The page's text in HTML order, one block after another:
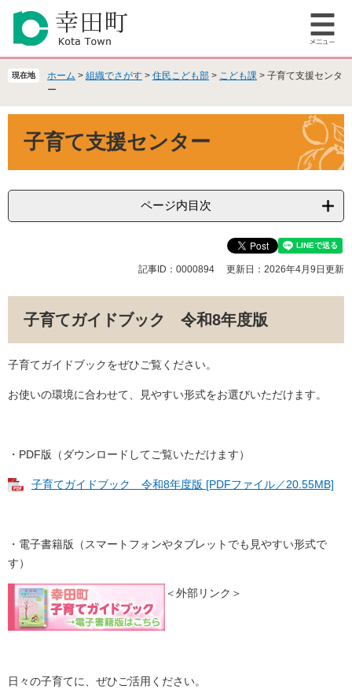
の
で
ー
ば
文
へ
メ
ー
現在地 ホーム > 組織でさがす > 住民こども部 > こども課 > 子育て支援センタ
ー
子育て支援センター
ページ内目次
記事ID：0000894 更新日：2026年4月9日更新
子育てガイドブック 令和8年度版
子育てガイドブックをぜひご覧ください。
お使いの環境に合わせて、見やすい形式をお選びいただけます。
・PDF版（ダウンロードしてご覧いただけます）
子育てガイドブック 令和8年度版 [PDFファイル／20.55MB]
・電子書籍版（スマートフォンやタブレットでも見やすい形式で
す）
＜外部リンク＞
日々の子育てに、ぜひご活用ください。